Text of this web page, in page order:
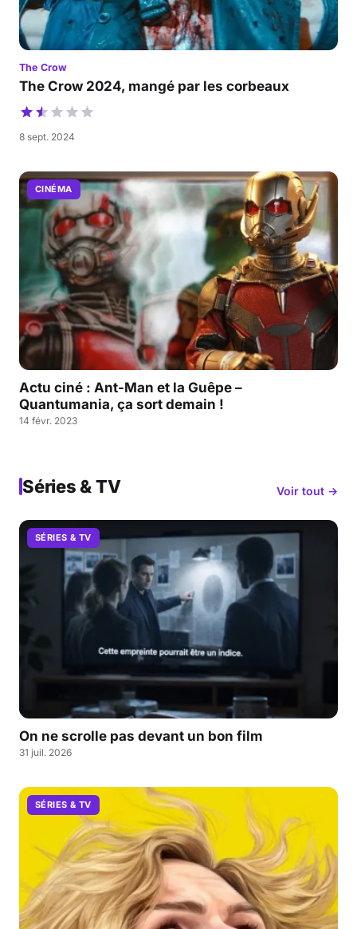
The Crow
The Crow 2024, mangé par les corbeaux
8 sept. 2024
CINÉMA
Actu ciné : Ant-Man et la Guêpe –
Quantumania, ça sort demain !
14 févr. 2023
Séries & TV Voir tout →
SÉRIES & TV
On ne scrolle pas devant un bon film
31 juil. 2026
SÉRIES & TV